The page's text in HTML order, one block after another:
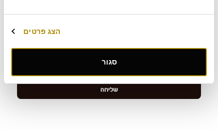
הצג פרטים
סגור